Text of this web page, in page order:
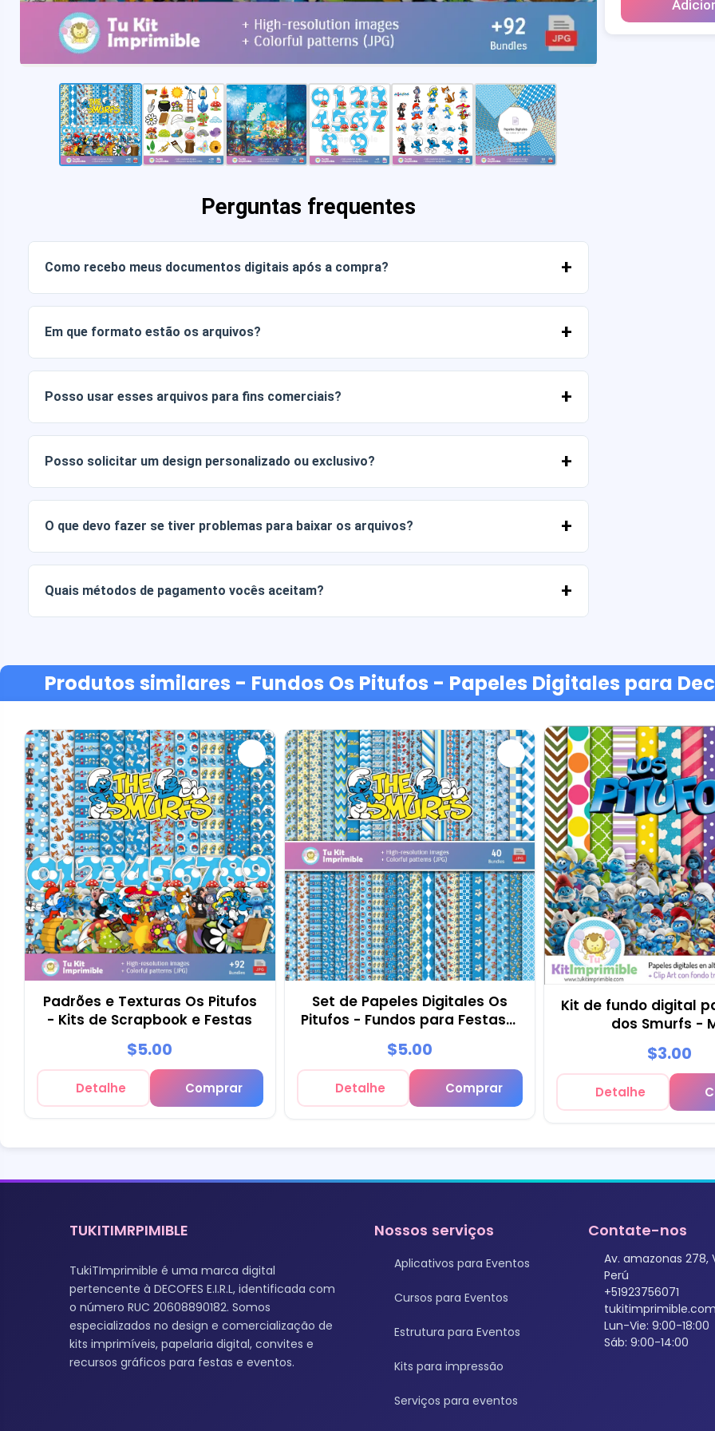
Perguntas frequentes
Como recebo meus documentos digitais após a compra?
Em que formato estão os arquivos?
Posso usar esses arquivos para fins comerciais?
Posso solicitar um design personalizado ou exclusivo?
O que devo fazer se tiver problemas para baixar os arquivos?
Quais métodos de pagamento vocês aceitam?
Produtos similares - Fundos Os Pitufos - Papeles Digitales para
Padrões e Texturas Os Pitufos
- Kits de Scrapbook e Festas
$5.00
Detalhe Comprar
Set de Papeles Digitales Os
Pitufos - Fundos para Festas e
$5.00
Detalhe Comprar
Kit de fundo digital
dos Smurfs -
$3.00
Detalhe
TUKITIMRPIMIBLE
TukiTImprimible é uma marca digital
pertencente à DECOFES E.I.R.L, identificada com
o número RUC 20608890182. Somos
especializados no design e comercialização de
kits imprimíveis, papelaria digital, convites e
recursos gráficos para festas e eventos.
Nossos serviços
Aplicativos para Eventos
Cursos para Eventos
Estrutura para Eventos
Kits para impressão
Serviços para eventos
Contate-nos
Av. amazonas 278,
Perú
+51923756071
Lun-Vie: 9:00-18:00
Sáb: 9:00-14:00